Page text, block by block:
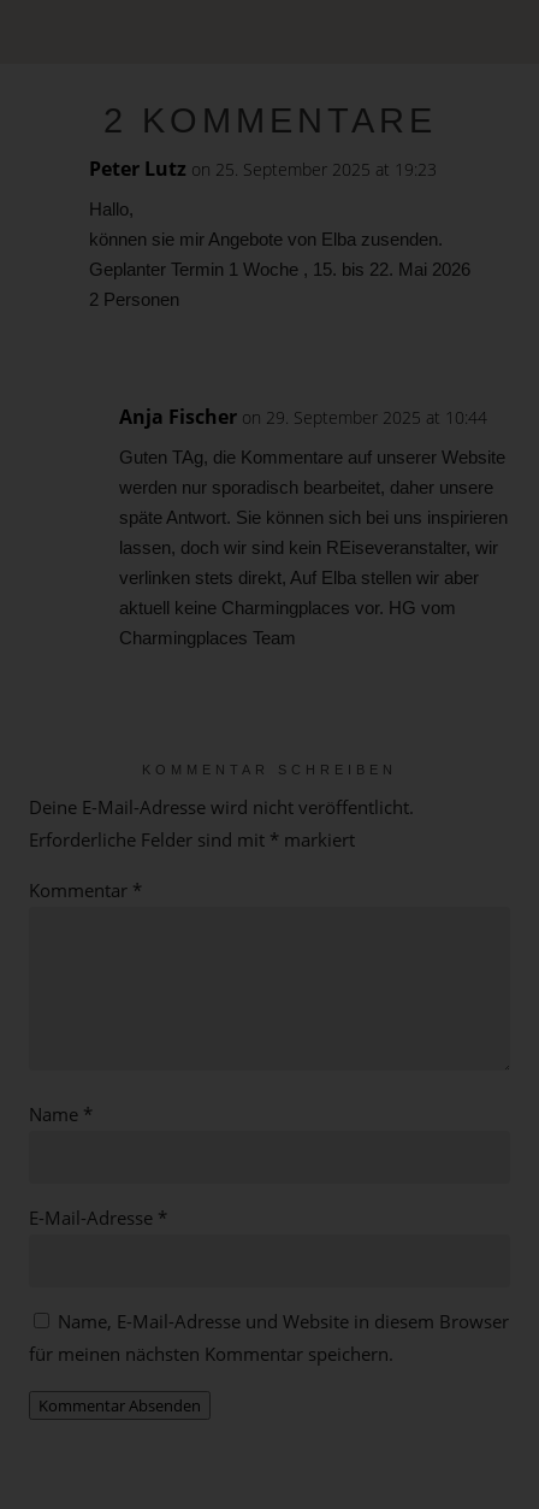
2 KOMMENTARE
Peter Lutz on 25. September 2025 at 19:23
Hallo,
können sie mir Angebote von Elba zusenden.
Geplanter Termin 1 Woche , 15. bis 22. Mai 2026
2 Personen
Anja Fischer on 29. September 2025 at 10:44
Guten TAg, die Kommentare auf unserer Website
werden nur sporadisch bearbeitet, daher unsere
späte Antwort. Sie können sich bei uns inspirieren
lassen, doch wir sind kein REiseveranstalter, wir
verlinken stets direkt, Auf Elba stellen wir aber
aktuell keine Charmingplaces vor. HG vom
Charmingplaces Team
KOMMENTAR SCHREIBEN
Deine E-Mail-Adresse wird nicht veröffentlicht.
Erforderliche Felder sind mit * markiert
Kommentar *
Name *
E-Mail-Adresse *
Name, E-Mail-Adresse und Website in diesem Browser
für meinen nächsten Kommentar speichern.
Kommentar Absenden